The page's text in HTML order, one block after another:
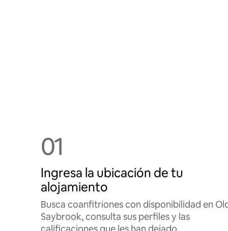
01
Ingresa la ubicación de tu
alojamiento
Busca coanfitriones con disponibilidad en
Saybrook, consulta sus perfiles y las